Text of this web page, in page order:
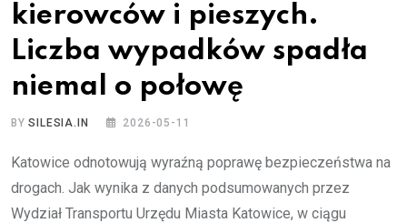
kierowców i pieszych.
Liczba wypadków spadła
niemal o połowę
BYSILESIA.IN 2026-05-11
Katowice odnotowują wyraźną poprawę bezpieczeństwa na
drogach. Jak wynika z danych podsumowanych przez
Wydział Transportu Urzędu Miasta Katowice, w ciągu